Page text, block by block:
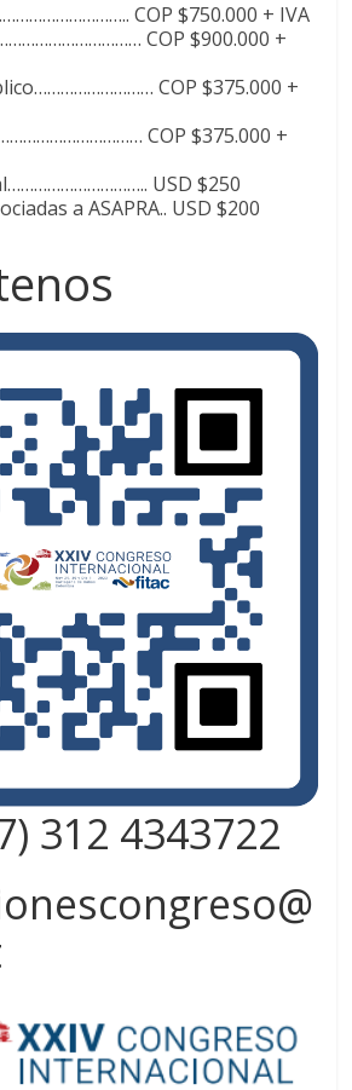
COP $750.000 + IVA
COP $900.000 +
COP $375.000 +
COP $375.000 +
USD $250
a ASAPRA.. USD $200
312 4343722